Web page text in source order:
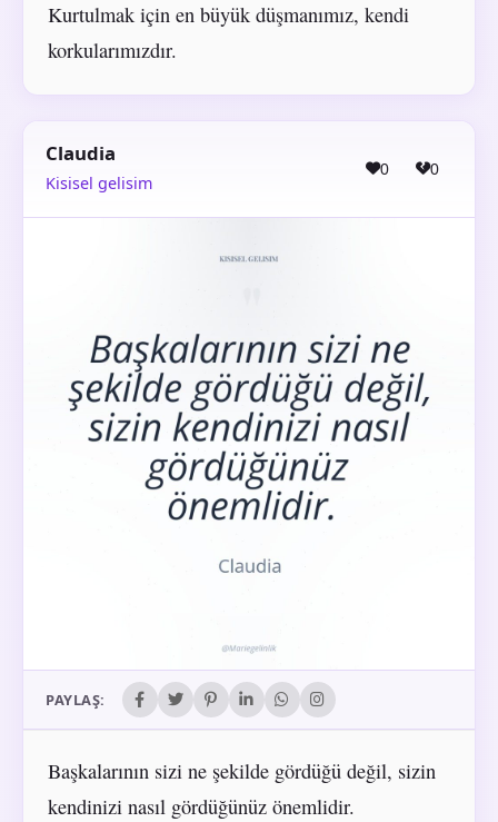
Kurtulmak için en büyük düşmanımız, kendi
korkularımızdır.
Claudia
Kisisel gelisim
0 0
PAYLAŞ:
Başkalarının sizi ne şekilde gördüğü değil, sizin
kendinizi nasıl gördüğünüz önemlidir.